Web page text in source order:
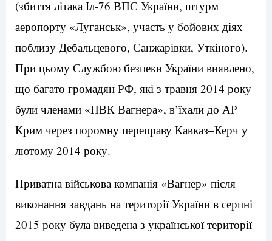
(збиття літака Іл-76 ВПС України, штурм
аеропорту «Луганськ», участь у бойових діях
поблизу Дебальцевого, Санжарівки, Уткіного).
При цьому Службою безпеки України виявлено,
що багато громадян РФ, які з травня 2014 року
були членами «ПВК Вагнера», в’їхали до АР
Крим через поромну переправу Кавказ–Керч у
лютому 2014 року.
Приватна військова компанія «Вагнер» після
виконання завдань на території України в серпні
2015 року була виведена з української території